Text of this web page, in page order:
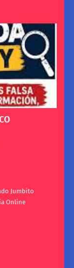
Jumbito
Online